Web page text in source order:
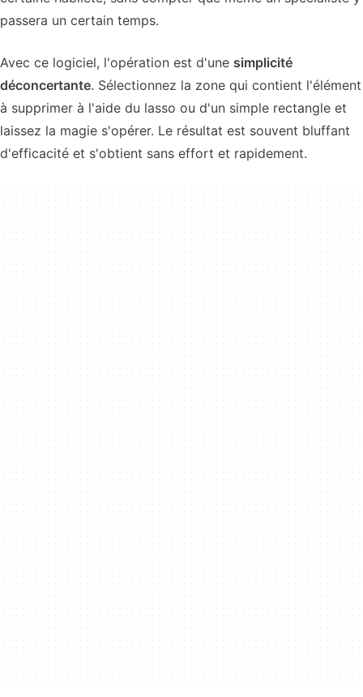
passera un certain temps.
Avec ce logiciel, l'opération est d'une simplicité
déconcertante. Sélectionnez la zone qui contient l'élément
à supprimer à l'aide du lasso ou d'un simple rectangle et
laissez la magie s'opérer. Le résultat est souvent bluffant
d'efficacité et s'obtient sans effort et rapidement.